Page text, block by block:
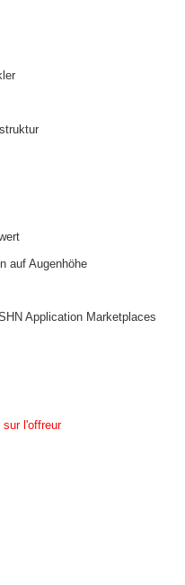
auf Augenhöhe
Application Marketplaces
sur l'offreur